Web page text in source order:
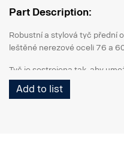
Part Description:
Robustní a stylová tyč přední
leštěné nerezové oceli 76 a
Tyč je sestrojena tak, aby
sklopení a přístup/použití
koncové trubky lze snadno
Add to list